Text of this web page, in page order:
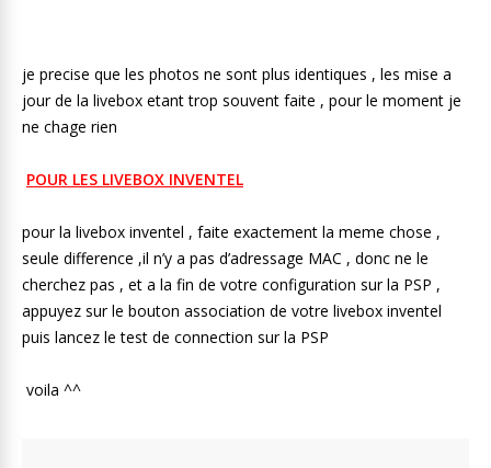
je precise que les photos ne sont plus identiques , les mise a
jour de la livebox etant trop souvent faite , pour le moment je
ne chage rien
POUR LES LIVEBOX INVENTEL
pour la livebox inventel , faite exactement la meme chose ,
seule difference ,il n’y a pas d’adressage MAC , donc ne le
cherchez pas , et a la fin de votre configuration sur la PSP ,
appuyez sur le bouton association de votre livebox inventel
puis lancez le test de connection sur la PSP
voila ^^